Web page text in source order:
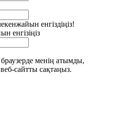
енгіздіңіз!
енгізіңіз
браузерде менің атымды,
сайтты сақтаңыз.